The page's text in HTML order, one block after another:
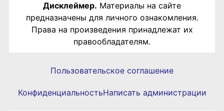
Дисклеймер. Материалы на сайте
предназначены для личного ознакомления.
Права на произведения принадлежат их
правообладателям.
Пользовательское соглашение
КонфиденциальностьНаписать администрации